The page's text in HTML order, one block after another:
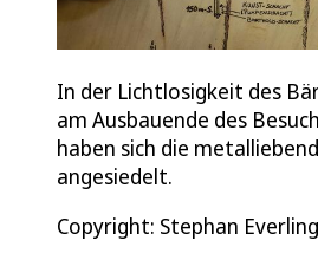
In der Lichtlosigkeit des
am Ausbauende des
haben sich die
angesiedelt.
Copyright: Stephan Everling